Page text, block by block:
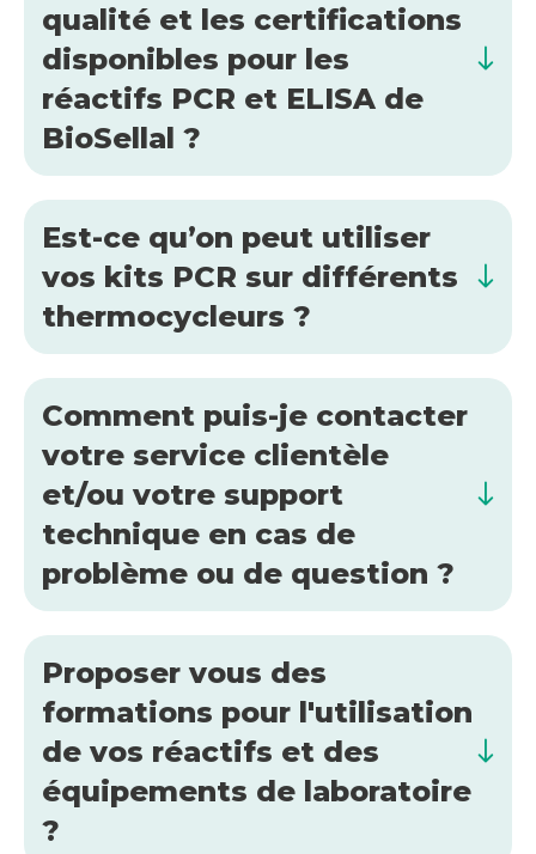
qualité et les certifications
disponibles pour les
réactifs PCR et ELISA de
BioSellal ?
Est-ce qu’on peut utiliser
vos kits PCR sur différents
thermocycleurs ?
Comment puis-je contacter
votre service clientèle
et/ou votre support
technique en cas de
problème ou de question ?
Proposer vous des
formations pour l'utilisation
de vos réactifs et des
équipements de laboratoire
?